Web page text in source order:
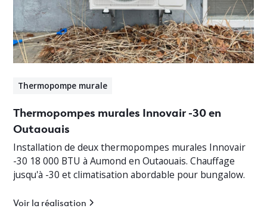
Thermopompe murale
Thermopompes murales Innovair -30 en
Outaouais
Installation de deux thermopompes murales Innovair
-30 18 000 BTU à Aumond en Outaouais. Chauffage
jusqu'à -30 et climatisation abordable pour bungalow.
Voir la réalisation